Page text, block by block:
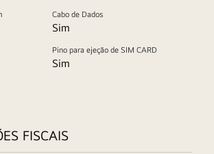
Cabo de Dados
Sim
Pino para ejeção de SIM CARD
Sim
FISCAIS